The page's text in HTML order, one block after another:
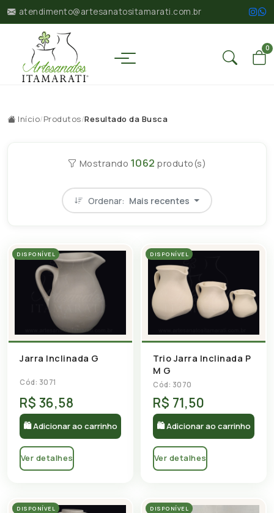
atendimento@artesanatositamarati.com.br
0
Início/Produtos/Resultado da Busca
Mostrando 1062 produto(s)
Ordenar: Mais recentes
DISPONÍVEL
Jarra Inclinada G
Cód: 3071
R$ 36,58
🛍 Adicionar ao carrinho
Ver detalhes
DISPONÍVEL
Trio Jarra Inclinada P
M G
Cód: 3070
R$ 71,50
🛍 Adicionar ao carrinho
Ver detalhes
DISPONÍVEL DISPONÍVEL